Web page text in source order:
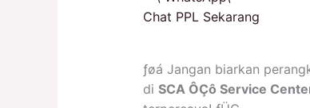
Chat PPL Sekarang
­ƒøá Jangan biarkan
di SCA ÔÇô Service